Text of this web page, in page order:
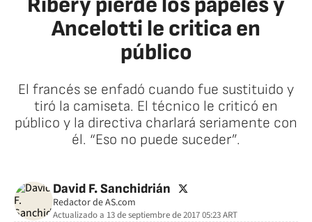
Ancelotti le critica en
público
El francés se enfadó cuando fue sustituido y
tiró la camiseta. El técnico le criticó en
público y la directiva charlará seriamente con
él. “Eso no puede suceder”.
David F. Sanchidrián twitter
Redactor de AS.com
Actualizado a 13 de septiembre de 2017 05:23ART